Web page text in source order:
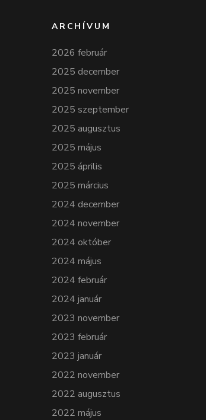
ARCHÍVUM
2026 február
2025 december
2025 november
2025 szeptember
2025 augusztus
2025 május
2025 április
2025 március
2024 december
2024 november
2024 október
2024 május
2024 február
2024 január
2023 november
2023 február
2023 január
2022 november
2022 augusztus
2022 május